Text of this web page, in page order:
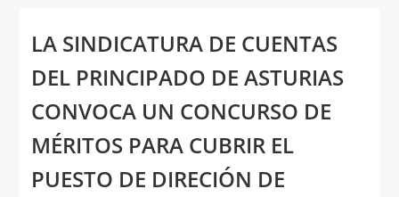
LA SINDICATURA DE CUENTAS
DEL PRINCIPADO DE ASTURIAS
CONVOCA UN CONCURSO DE
MÉRITOS PARA CUBRIR EL
PUESTO DE DIRECIÓN DE